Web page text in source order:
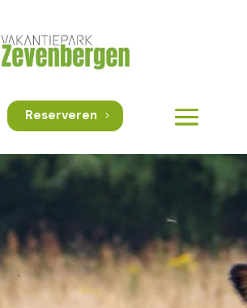
Reserveren